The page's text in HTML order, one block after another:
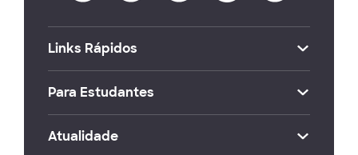
Links Rápidos
Para Estudantes
Atualidade